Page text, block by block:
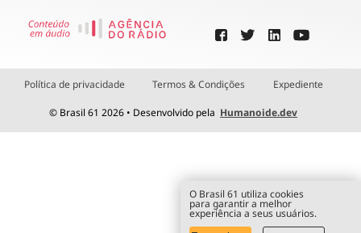
Política de privacidade Termos & Condições Expediente
© Brasil 61 2026 • Desenvolvido pela Humanoide.dev
O Brasil 61 utiliza cookies
para garantir a melhor
experiência a seus usuários.